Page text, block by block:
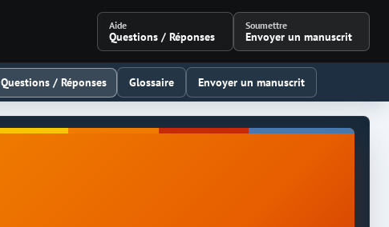
Aide
Questions / Réponses
Soumettre
Envoyer un manuscrit
Questions / Réponses Glossaire Envoyer un manuscrit